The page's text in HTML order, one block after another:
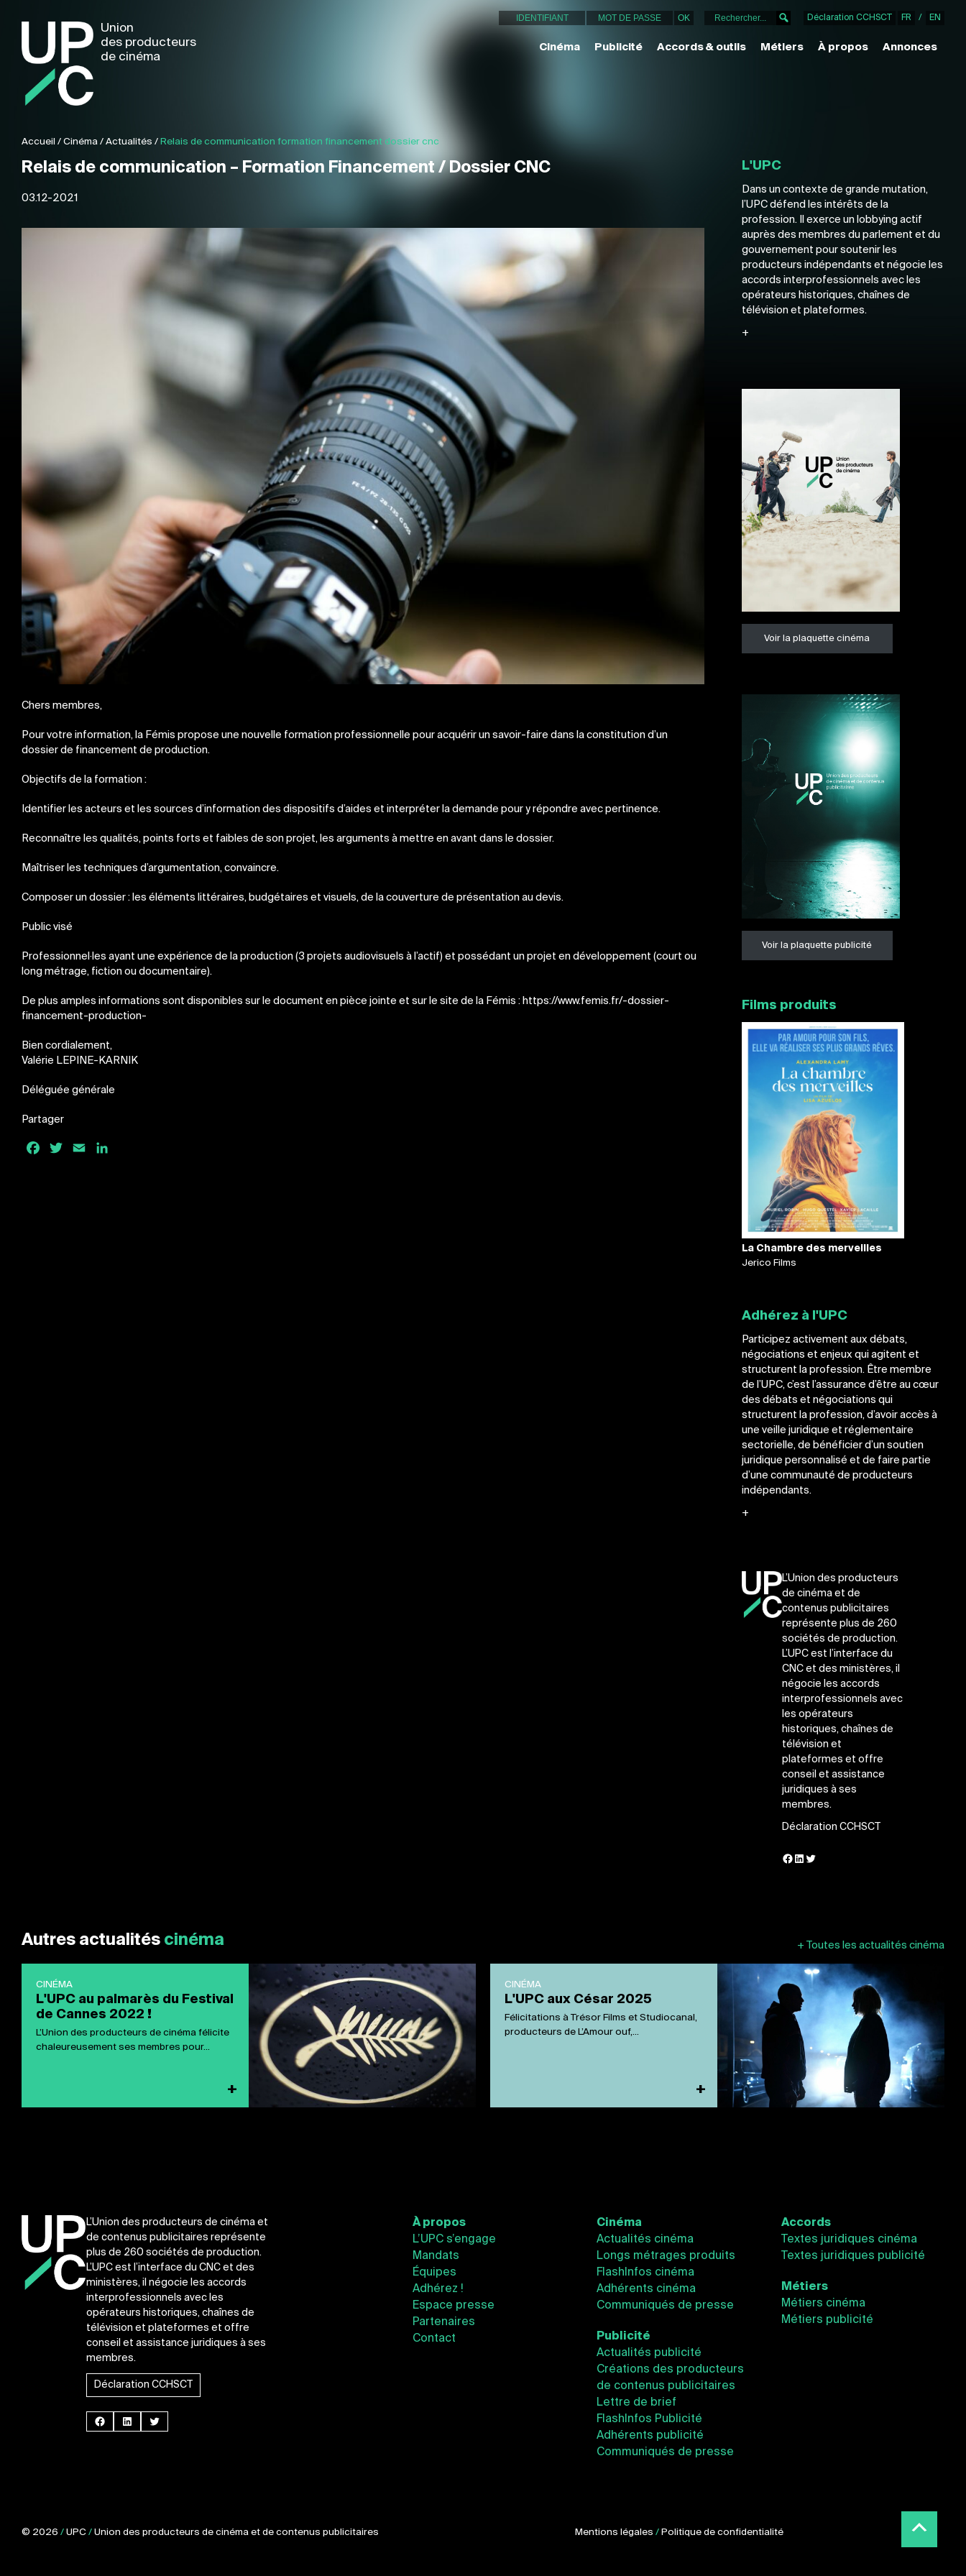
Union
des producteurs
de cinéma
Déclaration CCHSCT FR / EN
Cinéma Publicité Accords & outils Métiers À propos Annonces
Accueil / Cinéma / Actualités / Relais de communication formation financement dossier cnc
Relais de communication – Formation Financement / Dossier CNC
03.12-2021
Chers membres,
Pour votre information, la Fémis propose une nouvelle formation professionnelle pour acquérir un savoir-faire dans la constitution d’un
dossier de financement de production.
Objectifs de la formation :
Identifier les acteurs et les sources d’information des dispositifs d’aides et interpréter la demande pour y répondre avec pertinence.
Reconnaître les qualités, points forts et faibles de son projet, les arguments à mettre en avant dans le dossier.
Maîtriser les techniques d’argumentation, convaincre.
Composer un dossier : les éléments littéraires, budgétaires et visuels, de la couverture de présentation au devis.
Public visé
Professionnel·les ayant une expérience de la production (3 projets audiovisuels à l’actif) et possédant un projet en développement (court ou
long métrage, fiction ou documentaire).
De plus amples informations sont disponibles sur le document en pièce jointe et sur le site de la Fémis : https://www.femis.fr/-dossier-
financement-production-
Bien cordialement,
Valérie LEPINE-KARNIK
Déléguée générale
Partager
Facebook
TwitterEmail
L'UPC
Dans un contexte de grande mutation,
l’UPC défend les intérêts de la
profession. Il exerce un lobbying actif
auprès des membres du parlement et du
gouvernement pour soutenir les
producteurs indépendants et négocie les
accords interprofessionnels avec les
opérateurs historiques, chaînes de
télévision et plateformes.
+
Voir la plaquette cinéma
Voir la plaquette publicité
Films produits
La Chambre des merveilles
Jerico Films
Adhérez à l'UPC
Participez activement aux débats,
négociations et enjeux qui agitent et
structurent la profession. Être membre
de l’UPC, c’est l’assurance d’être au cœur
des débats et négociations qui
structurent la profession, d’avoir accès à
une veille juridique et réglementaire
sectorielle, de bénéficier d’un soutien
juridique personnalisé et de faire partie
d’une communauté de producteurs
indépendants.
+
L’Union des producteurs
de cinéma et de
contenus publicitaires
représente plus de 260
sociétés de production.
L’UPC est l’interface du
CNC et des ministères, il
négocie les accords
interprofessionnels avec
les opérateurs
historiques, chaînes de
télévision et
plateformes et offre
conseil et assistance
juridiques à ses
membres.
Déclaration CCHSCT
Facebook
LinkedIn
Twitter
Autres actualités cinéma + Toutes les actualités cinéma
CINÉMA
L'UPC au palmarès du Festival
de Cannes 2022 !
L’Union des producteurs de cinéma félicite
chaleureusement ses membres pour...
+
CINÉMA
L'UPC aux César 2025
Félicitations à Trésor Films et Studiocanal,
producteurs de L’Amour ouf,...
+
L’Union des producteurs de cinéma et
de contenus publicitaires représente
plus de 260 sociétés de production.
L’UPC est l’interface du CNC et des
ministères, il négocie les accords
interprofessionnels avec les
opérateurs historiques, chaînes de
télévision et plateformes et offre
conseil et assistance juridiques à ses
membres.
Déclaration CCHSCT
Facebook
LinkedInTwitter
À propos
L’UPC s’engage
Mandats
Équipes
Adhérez !
Espace presse
Partenaires
Contact
Cinéma
Actualités cinéma
Longs métrages produits
FlashInfos cinéma
Adhérents cinéma
Communiqués de presse
Publicité
Actualités publicité
Créations des producteurs
de contenus publicitaires
Lettre de brief
FlashInfos Publicité
Adhérents publicité
Communiqués de presse
Accords
Textes juridiques cinéma
Textes juridiques publicité
Métiers
Métiers cinéma
Métiers publicité
© 2026 / UPC / Union des producteurs de cinéma et de contenus publicitaires Mentions légales / Politique de confidentialité